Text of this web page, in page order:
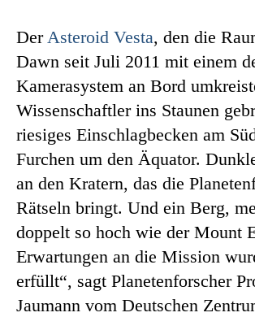
DerAsteroid Vesta, den die
Dawn seit Juli 2011 mit einem
Kamerasystem an Bord
Wissenschaftler ins Staunen
riesiges Einschlagbecken am
Furchen um den Äquator.
an den Kratern, das die
Rätseln bringt. Und ein Berg,
doppelt so hoch wie der Mount
Erwartungen an die Mission
erfüllt“, sagt Planetenforscher
Jaumann vom Deutschen